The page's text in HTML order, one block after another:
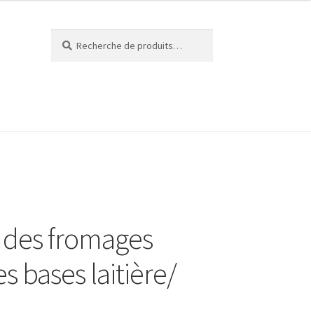
pour :
Cheese Quest
fromages
bases laitière/